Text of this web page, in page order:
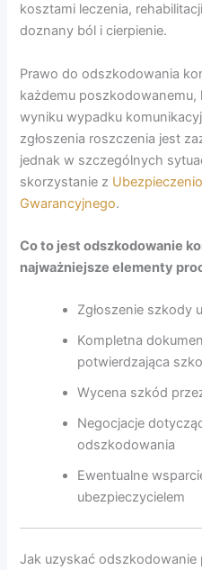
kosztami leczenia,
doznany ból i cierpienie.
Prawo do odszkodowania
każdemu poszkodowanemu,
wyniku wypadku
zgłoszenia roszczenia jest
jednak w szczególnych
skorzystanie z
Gwarancyjnego.
Co to jest odszkodowanie
najważniejsze elementy
Zgłoszenie szkody
Kompletna
potwierdzająca
Wycena szkód
Negocjacje
odszkodowania
Ewentualne
ubezpieczycielem
Jak uzyskać